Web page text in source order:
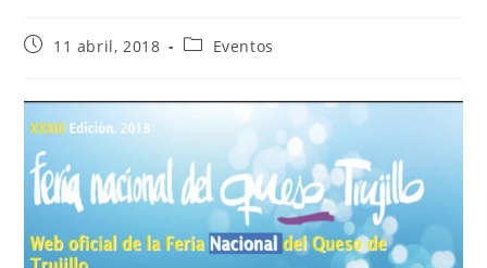
11 abril, 2018 Eventos